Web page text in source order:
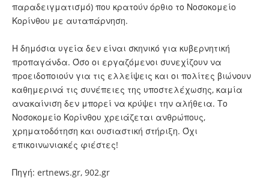
παραδειγματισμό) που κρατούν όρθιο το Νοσοκομείο
Κορίνθου με αυταπάρνηση.
Η δημόσια υγεία δεν είναι σκηνικό για κυβερνητική
προπαγάνδα. Όσο οι εργαζόμενοι συνεχίζουν να
προειδοποιούν για τις ελλείψεις και οι πολίτες βιώνουν
καθημερινά τις συνέπειες της υποστελέχωσης, καμία
ανακαίνιση δεν μπορεί να κρύψει την αλήθεια. Το
Νοσοκομείο Κορίνθου χρειάζεται ανθρώπους,
χρηματοδότηση και ουσιαστική στήριξη. Όχι
επικοινωνιακές φιέστες!
Πηγή: ertnews.gr, 902.gr